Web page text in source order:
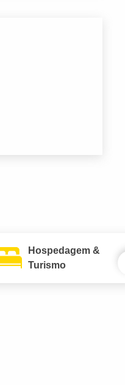
Hospedagem &
Turismo